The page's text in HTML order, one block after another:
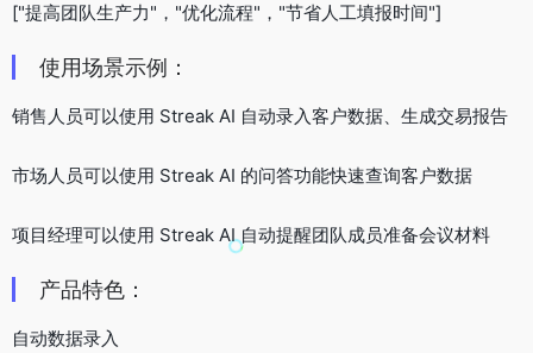
["提高团队生产力"，"优化流程"，"节省人工填报时间"]
使用场景示例：
销售人员可以使用 Streak AI 自动录入客户数据、生成交易报告
市场人员可以使用 Streak AI 的问答功能快速查询客户数据
项目经理可以使用 Streak AI 自动提醒团队成员准备会议材料
产品特色：
自动数据录入